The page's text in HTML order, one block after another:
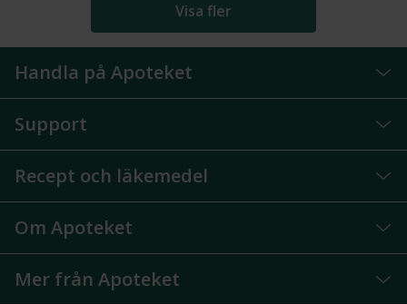
Visa fler
Handla på Apoteket
Support
Recept och läkemedel
Om Apoteket
Mer från Apoteket